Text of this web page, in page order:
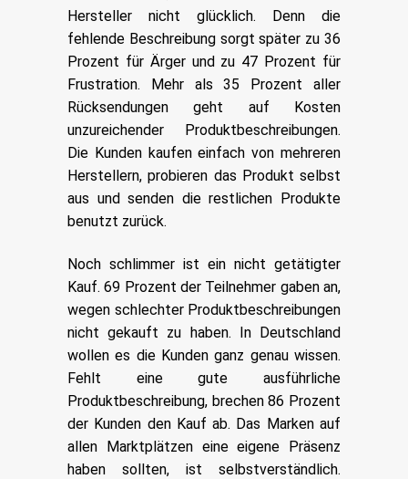
Hersteller nicht glücklich. Denn die
fehlende Beschreibung sorgt später zu 36
Prozent für Ärger und zu 47 Prozent für
Frustration. Mehr als 35 Prozent aller
Rücksendungen geht auf Kosten
unzureichender Produktbeschreibungen.
Die Kunden kaufen einfach von mehreren
Herstellern, probieren das Produkt selbst
aus und senden die restlichen Produkte
benutzt zurück.
Noch schlimmer ist ein nicht getätigter
Kauf. 69 Prozent der Teilnehmer gaben an,
wegen schlechter Produktbeschreibungen
nicht gekauft zu haben. In Deutschland
wollen es die Kunden ganz genau wissen.
Fehlt eine gute ausführliche
Produktbeschreibung, brechen 86 Prozent
der Kunden den Kauf ab. Das Marken auf
allen Marktplätzen eine eigene Präsenz
haben sollten, ist selbstverständlich.